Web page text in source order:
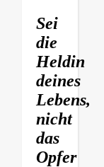
Sei
die
Heldin
deines
Lebens,
nicht
das
Opfer